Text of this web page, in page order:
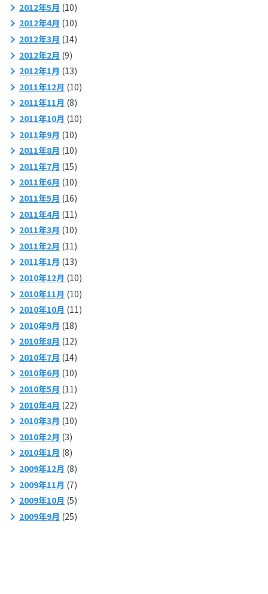
2012年5月 (10)
2012年4月 (10)
2012年3月 (14)
2012年2月 (9)
2012年1月 (13)
2011年12月 (10)
2011年11月 (8)
2011年10月 (10)
2011年9月 (10)
2011年8月 (10)
2011年7月 (15)
2011年6月 (10)
2011年5月 (16)
2011年4月 (11)
2011年3月 (10)
2011年2月 (11)
2011年1月 (13)
2010年12月 (10)
2010年11月 (10)
2010年10月 (11)
2010年9月 (18)
2010年8月 (12)
2010年7月 (14)
2010年6月 (10)
2010年5月 (11)
2010年4月 (22)
2010年3月 (10)
2010年2月 (3)
2010年1月 (8)
2009年12月 (8)
2009年11月 (7)
2009年10月 (5)
2009年9月 (25)